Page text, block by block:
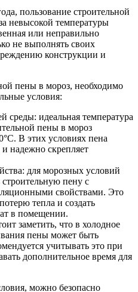
пользование строительной
невысокой температуры
или неправильно
не выполнять своих
конструкции и
пены в мороз, необходимо
условия:
среды: идеальная температура
пены в мороз
В этих условиях пена
и надежно скрепляет
для морозных условий
пену с
свойствами. Это
тепла и создать
в помещении.
заметить, что в холодное
пены может быть
учитывать это при
дополнительное время для
можно безопасно